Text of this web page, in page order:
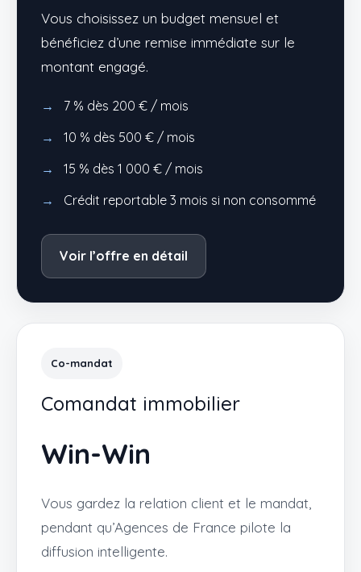
Vous choisissez un budget mensuel et
bénéficiez d’une remise immédiate sur le
montant engagé.
7 % dès 200 € / mois
10 % dès 500 € / mois
15 % dès 1 000 € / mois
Crédit reportable 3 mois si non consommé
Voir l’offre en détail
Co-mandat
Comandat immobilier
Win-Win
Vous gardez la relation client et le mandat,
pendant qu’Agences de France pilote la
diffusion intelligente.